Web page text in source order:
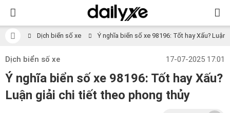
Dịch biển số xe Ý nghĩa biển số xe 98196: Tốt hay Xấu?
Dịch biển số xe 17-07-2025 17:01
Ý nghĩa biển số xe 98196: Tốt hay Xấu?
Luận giải chi tiết theo phong thủy